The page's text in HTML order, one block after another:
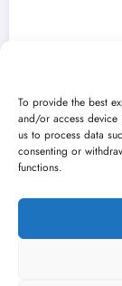
To provide the best
and/or access
us to process data
consenting or
functions.
mali festival